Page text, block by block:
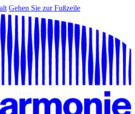
Gehen Sie zur Fußzeile